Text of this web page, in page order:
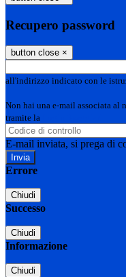
Recupero password
button close ×
all'indirizzo indicato con le
Non hai una e-mail associata al
tramite la
E-mail inviata, si prega di
Errore
Chiudi
Successo
Chiudi
Informazione
Chiudi